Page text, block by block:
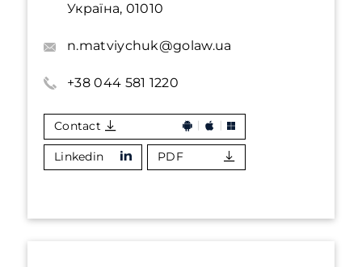
Україна, 01010
n.matviychuk@golaw.ua
+38 044 581 1220
Contact
Linkedin PDF